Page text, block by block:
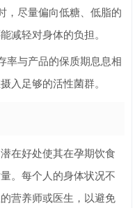
，尽量偏向低糖、低脂的
减轻对身体的负担。
率与产品的保质期息息相
入足够的活性菌群。
在好处使其在孕期饮食
。每个人的身体状况不
营养师或医生，以避免